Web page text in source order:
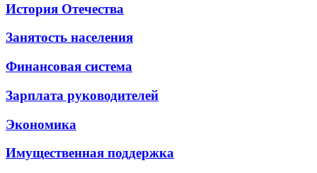
История Отечества
Занятость населения
Финансовая система
Зарплата руководителей
Экономика
Имущественная поддержка